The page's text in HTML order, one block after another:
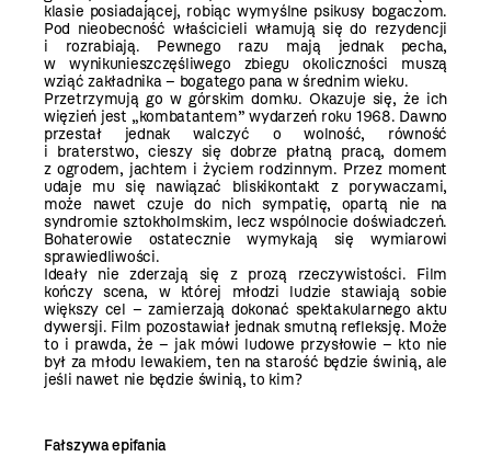
klasie posiadającej, robiąc wymyślne psikusy bogaczom.
Pod nieobecność właścicieli włamują się do rezydencji
i rozrabiają. Pewnego razu mają jednak pecha,
w wynikunieszczęśliwego zbiegu okoliczności muszą
wziąć zakładnika – bogatego pana w średnim wieku.
Przetrzymują go w górskim domku. Okazuje się, że ich
więzień jest „kombatantem” wydarzeń roku 1968. Dawno
przestał jednak walczyć o wolność, równość
i braterstwo, cieszy się dobrze płatną pracą, domem
z ogrodem, jachtem i życiem rodzinnym. Przez moment
udaje mu się nawiązać bliskikontakt z porywaczami,
może nawet czuje do nich sympatię, opartą nie na
syndromie sztokholmskim, lecz wspólnocie doświadczeń.
Bohaterowie ostatecznie wymykają się wymiarowi
sprawiedliwości.
Ideały nie zderzają się z prozą rzeczywistości. Film
kończy scena, w której młodzi ludzie stawiają sobie
większy cel – zamierzają dokonać spektakularnego aktu
dywersji. Film pozostawiał jednak smutną refleksję. Może
to i prawda, że – jak mówi ludowe przysłowie – kto nie
był za młodu lewakiem, ten na starość będzie świnią, ale
jeśli nawet nie będzie świnią, to kim?
Fałszywa epifania